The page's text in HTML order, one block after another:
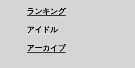
ランキング
アイドル
アーカイブ